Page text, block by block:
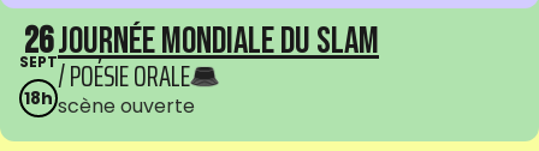
26
SEPT
18h
Journée mondiale du Slam
/ POÉSIE ORALE
scène ouverte